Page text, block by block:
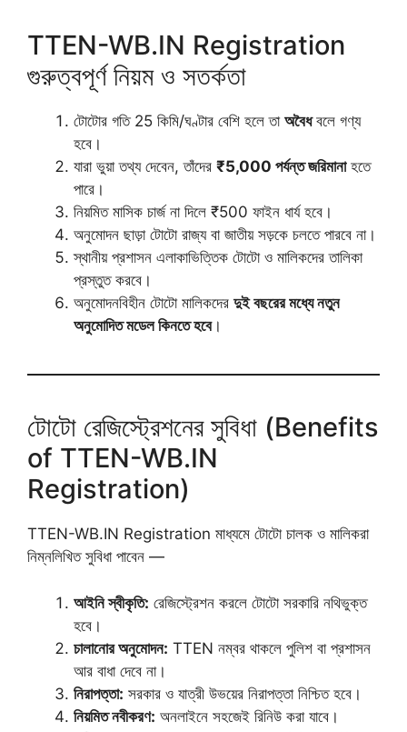
TTEN-WB.IN Registration
গুরুত্বপূর্ণ নিয়ম ও সতর্কতা
টোটোর গতি 25 কিমি/ঘণ্টার বেশি হলে তা অবৈধবলে গণ্য
হবে।
যারা ভুয়া তথ্য দেবেন, তাঁদের ₹5,000 পর্যন্ত জরিমানাহতে
পারে।
নিয়মিত মাসিক চার্জ না দিলে ₹500 ফাইন ধার্য হবে।
অনুমোদন ছাড়া টোটো রাজ্য বা জাতীয় সড়কে চলতে পারবে না।
স্থানীয় প্রশাসন এলাকাভিত্তিক টোটো ও মালিকদের তালিকা
প্রস্তুত করবে।
অনুমোদনবিহীন টোটো মালিকদের দুই বছরের মধ্যে নতুন
অনুমোদিত মডেল কিনতে হবে।
টোটো রেজিস্ট্রেশনের সুবিধা (Benefits
of TTEN-WB.IN
Registration)
TTEN-WB.IN Registration মাধ্যমে টোটো চালক ও মালিকরা
নিম্নলিখিত সুবিধা পাবেন —
আইনি স্বীকৃতি: রেজিস্ট্রেশন করলে টোটো সরকারি নথিভুক্ত
হবে।
চালানোর অনুমোদন: TTEN নম্বর থাকলে পুলিশ বা প্রশাসন
আর বাধা দেবে না।
নিরাপত্তা: সরকার ও যাত্রী উভয়ের নিরাপত্তা নিশ্চিত হবে।
নিয়মিত নবীকরণ: অনলাইনে সহজেই রিনিউ করা যাবে।